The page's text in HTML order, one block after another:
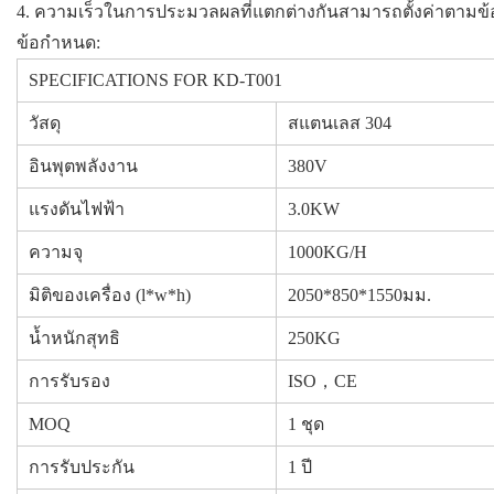
4. ความเร็วในการประมวลผลที่แตกต่างกันสามารถตั้งค่าตาม
ข้อกำหนด:
SPECIFICATIONS FOR KD-T001
วัสดุ สแตนเลส 304
อินพุตพลังงาน 380V
แรงดันไฟฟ้า 3.0KW
ความจุ 1000KG/H
มิติของเครื่อง (l*w*h) 2050*850*1550มม.
น้ำหนักสุทธิ 250KG
การรับรอง ISO，CE
MOQ 1 ชุด
การรับประกัน 1 ปี